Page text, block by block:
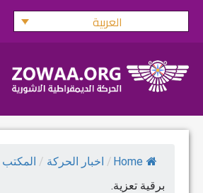
Skip
العربية
Home
/ اخبار الحركة /
برقية تعزية.